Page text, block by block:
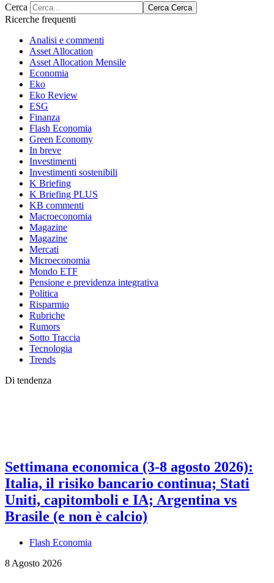
Cerca
Cerca Cerca
Ricerche frequenti
Analisi e commenti
Asset Allocation
Asset Allocation Mensile
Economia
Eko
Eko Review
ESG
Finanza
Flash Economia
Green Economy
In breve
Investimenti
Investimenti sostenibili
K Briefing
K Briefing PLUS
KB commenti
Macroeconomia
Magazine
Magazine
Mercati
Microeconomia
Mondo ETF
Pensione e previdenza integrativa
Politica
Risparmio
Rubriche
Rumors
Sotto Traccia
Tecnologia
Trends
Di tendenza
Settimana economica (3-8 agosto 2026):
Italia, il risiko bancario continua; Stati
Uniti, capitomboli e IA; Argentina vs
Brasile (e non è calcio)
Flash Economia
8 Agosto 2026